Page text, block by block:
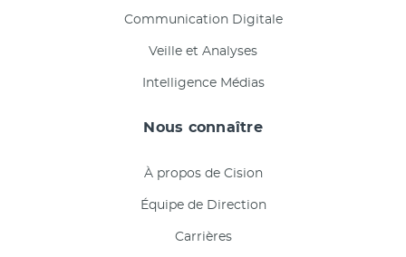
Communication Digitale
Veille et Analyses
Intelligence Médias
Nous connaître
À propos de Cision
Équipe de Direction
Carrières